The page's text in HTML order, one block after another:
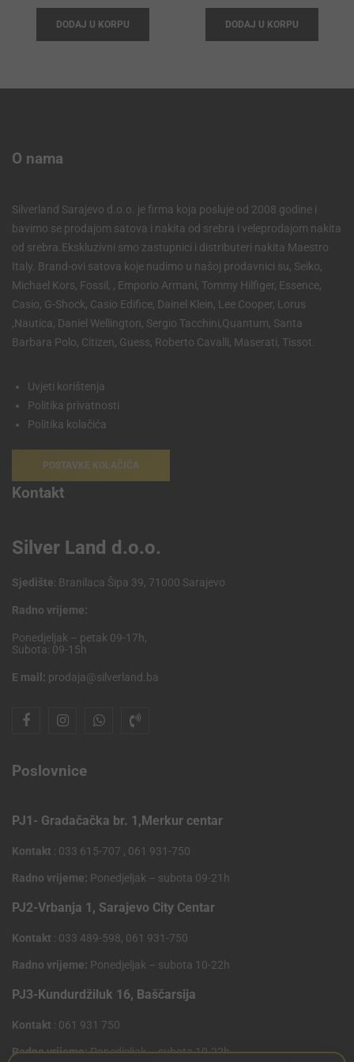
price
585,00 KM.
price
526,50 KM.
DODAJ U KORPU
price
262,00
price
235,80
DODAJ U KORPU
O nama
Silverland Sarajevo d.o.o. je firma koja posluje od 2008 godine i
bavimo se prodajom satova i nakita od srebra i veleprodajom nakita
od srebra.Ekskluzivni smo zastupnici i distributeri nakita Maestro
Italy. Brand-ovi satova koje nudimo u našoj prodavnici su, Seiko,
Michael Kors, Fossil, , Emporio Armani, Tommy Hilfiger, Essence,
Casio, G-Shock, Casio Edifice, Dainel Klein, Lee Cooper, Lorus
,Nautica, Daniel Wellington, Sergio Tacchini,Quantum, Santa
Barbara Polo, Citizen, Guess, Roberto Cavalli, Maserati, Tissot.
Uvjeti korištenja
Politika privatnosti
Politika kolačića
POSTAVKE KOLAČIĆA
Kontakt
Silver Land d.o.o.
Sjedište: Branilaca Šipa 39, 71000 Sarajevo
Radno vrijeme:
Ponedjeljak – petak 09-17h,
Subota: 09-15h
E mail: prodaja@silverland.ba
Poslovnice
PJ1- Gradačačka br. 1,Merkur centar
Kontakt : 033 615-707 , 061 931-750
Radno vrijeme: Ponedjeljak – subota 09-21h
PJ2-Vrbanja 1, Sarajevo City Centar
Kontakt : 033 489-598, 061 931-750
Radno vrijeme: Ponedjeljak – subota 10-22h
PJ3-Kundurdžiluk 16, Baščarsija
Kontakt : 061 931 750
Radno vrijeme:Ponedjeljak – subota 10-22h